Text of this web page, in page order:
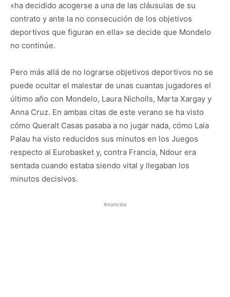
«ha decidido acogerse a una de las cláusulas de su
contrato y ante la no consecución de los objetivos
deportivos que figuran en ella» se decide que Mondelo
no continúe.
Pero más allá de no lograrse objetivos deportivos no se
puede ocultar el malestar de unas cuantas jugadores el
último año con Mondelo, Laura Nicholls, Marta Xargay y
Anna Cruz. En ambas citas de este verano se ha visto
cómo Queralt Casas pasaba a no jugar nada, cómo Laia
Palau ha visto reducidos sus minutos en los Juegos
respecto al Eurobasket y, contra Francia, Ndour era
sentada cuando estaba siendo vital y llegaban los
minutos decisivos.
Anuncios